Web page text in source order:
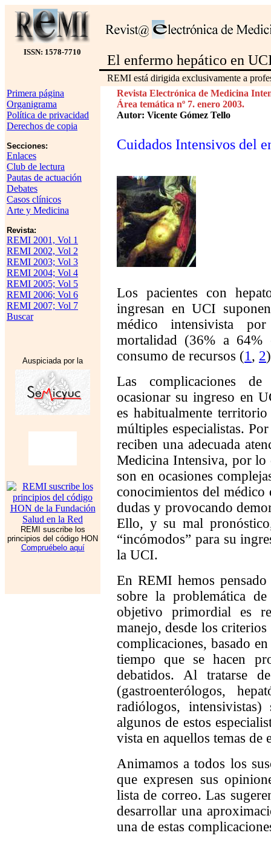
ISSN: 1578-7710
El enfermo hepático en
REMI está dirigida exclusivamente a
Primera página
Organigrama
Política de privacidad
Derechos de copia
Secciones:
Enlaces
Club de lectura
Pautas de actuación
Debates
Casos clínicos
Arte y Medicina
Revista:
REMI 2001, Vol 1
REMI 2002, Vol 2
REMI 2003; Vol 3
REMI 2004; Vol 4
REMI 2005; Vol 5
REMI 2006; Vol 6
REMI 2007; Vol 7
Buscar
Auspiciada por la
REMI suscribe los
principios del código HON
Compruébelo aquí
Revista Electrónica de Medicina
Área temática nº 7. enero 2003.
Autor: Vicente Gómez Tello
Cuidados Intensivos del
Los pacientes con
ingresan en UCI
médico intensivista
mortalidad (36% a
consumo de recursos (1, 2)
Las complicaciones
ocasionar su ingreso en
es habitualmente
múltiples especialistas.
reciben una adecuada
Medicina Intensiva, por lo
son en ocasiones
conocimientos del
dudas y provocando
Ello, y su mal
“incómodos” para su
la UCI.
En REMI hemos
sobre la problemática
objetivo primordial es
manejo, desde los
complicaciones, basado
tiempo que se hacen
debatidos. Al tratarse
(gastroenterólogos,
radiólogos,
algunos de estos
vista en aquellos temas de
Animamos a todos los
que expresen sus
lista de correo. Las
desarrollar una
una de estas